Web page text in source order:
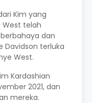
Kim yang
West telah
dan
Davidson terluka
West.
Kardashian
2021, dan
mereka.